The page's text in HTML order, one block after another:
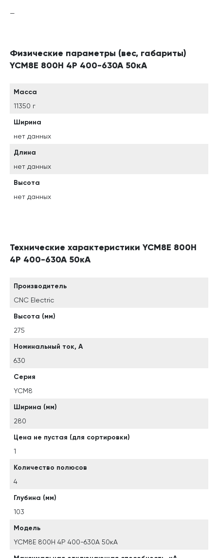
—
Физические параметры (вес, габариты)
YCM8E 800H 4P 400-630A 50кА
Масса
11350 г
Ширина
нет данных
Длина
нет данных
Высота
нет данных
Технические характеристики YCM8E 800H
4P 400-630A 50кА
Производитель
CNC Electric
Высота (мм)
275
Номинальный ток, А
630
Серия
YCM8
Ширина (мм)
280
Цена не пустая (для сортировки)
1
Количество полюсов
4
Глубина (мм)
103
Модель
YCM8E 800H 4P 400-630A 50кА